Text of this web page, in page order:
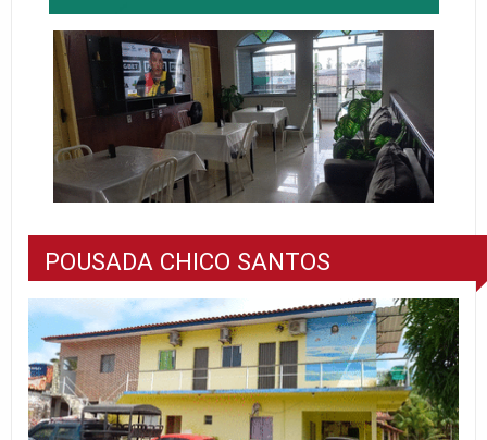
POUSADA CHICO SANTOS